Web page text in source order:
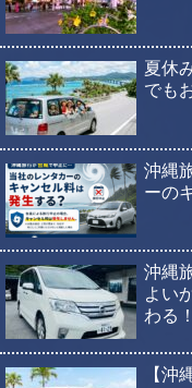
夏休
でも
沖縄
ーの
沖縄
よい
わる！
【沖